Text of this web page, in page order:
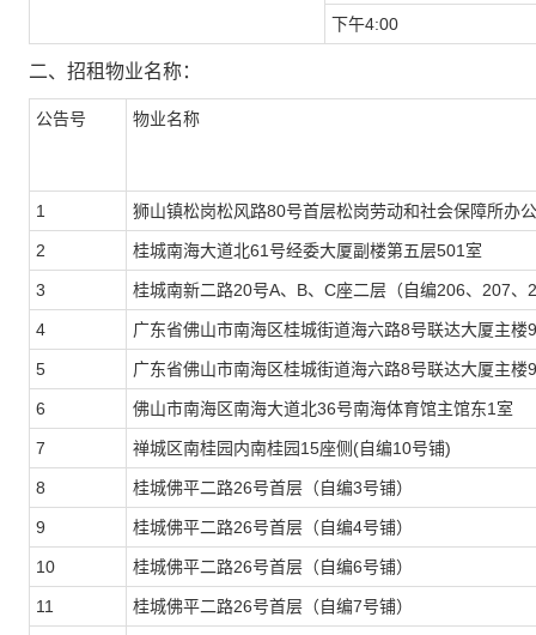
下午4:00
二、招租物业名称：
公告号 物业名称
1 狮山镇松岗松风路80号首层松岗劳动和社会保障所办
2 桂城南海大道北61号经委大厦副楼第五层501室
3 桂城南新二路20号A、B、C座二层（自编206、207、
4 广东省佛山市南海区桂城街道海六路8号联达大厦主楼
5 广东省佛山市南海区桂城街道海六路8号联达大厦主楼
6 佛山市南海区南海大道北36号南海体育馆主馆东1室
7 禅城区南桂园内南桂园15座侧(自编10号铺)
8 桂城佛平二路26号首层（自编3号铺）
9 桂城佛平二路26号首层（自编4号铺）
10 桂城佛平二路26号首层（自编6号铺）
11 桂城佛平二路26号首层（自编7号铺）